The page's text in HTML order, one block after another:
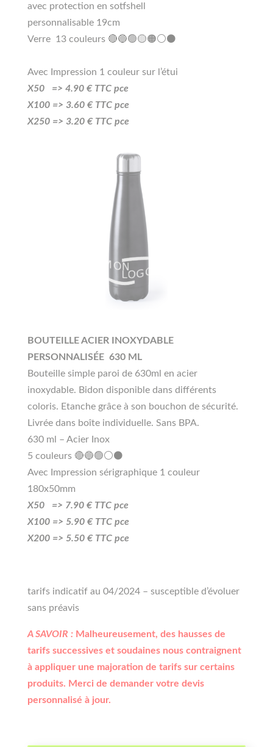
avec protection en sotfshell
personnalisable 19cm
Verre 13 couleurs 🔴🔵🟢🟡🟠⚪⚫
Avec Impression 1 couleur sur l’étui
X50 => 4.90 € TTC pce
X100 => 3.60 € TTC pce
X250 => 3.20 € TTC pce
BOUTEILLE ACIER INOXYDABLE
PERSONNALISÉE 630 ML
Bouteille simple paroi de 630ml en acier
inoxydable. Bidon disponible dans différents
coloris. Etanche grâce à son bouchon de sécurité.
Livrée dans boîte individuelle. Sans BPA.
630 ml – Acier Inox
5 couleurs 🔴🔵🟢⚪⚫
Avec Impression sérigraphique 1 couleur
180x50mm
X50 => 7.90 € TTC pce
X100 => 5.90 € TTC pce
X200 => 5.50 € TTC pce
tarifs indicatif au 04/2024 – susceptible d’évoluer
sans préavis
A SAVOIR :Malheureusement, des hausses de
tarifs successives et soudaines nous contraignent
à appliquer une majoration de tarifs sur certains
produits. Merci de demander votre devis
personnalisé à jour.